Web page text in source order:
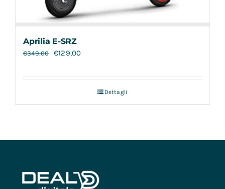
Aprilia E-SRZ
€349,00 €129,00
Dettagli